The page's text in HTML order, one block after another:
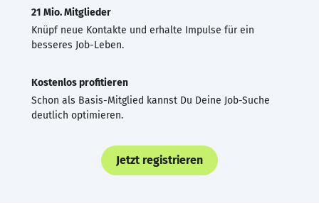
21 Mio. Mitglieder
Knüpf neue Kontakte und erhalte Impulse für ein
besseres Job-Leben.
Kostenlos profitieren
Schon als Basis-Mitglied kannst Du Deine Job-Suche
deutlich optimieren.
Jetzt registrieren